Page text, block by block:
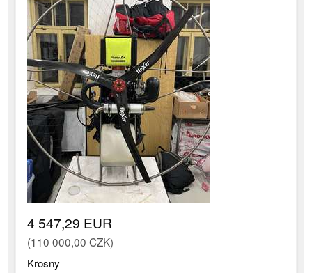
4 547,29 EUR
(110 000,00 CZK)
Krosny